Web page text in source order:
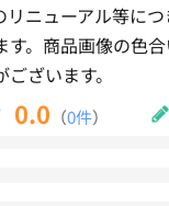
リニューアル等に
。商品画像の色合
ざいます。
0.0 （0件）